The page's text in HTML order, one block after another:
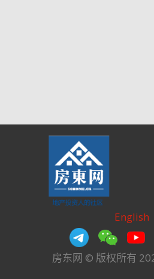
English
房东网 © 版权所有